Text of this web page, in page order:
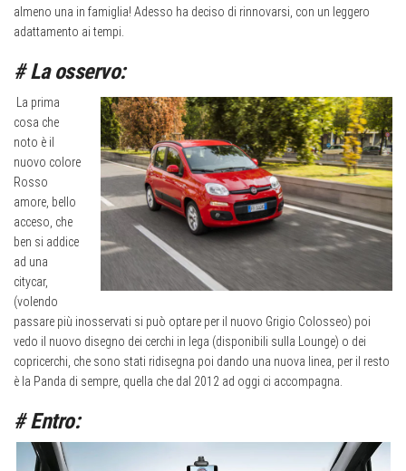
almeno una in famiglia! Adesso ha deciso di rinnovarsi, con un leggero
adattamento ai tempi.
# La osservo:
La prima
cosa che
noto è il
nuovo colore
Rosso
amore, bello
acceso, che
ben si addice
ad una
citycar,
(volendo
passare più inosservati si può optare per il nuovo Grigio Colosseo) poi
vedo il nuovo disegno dei cerchi in lega (disponibili sulla Lounge) o dei
copricerchi, che sono stati ridisegna poi dando una nuova linea, per il resto
è la Panda di sempre, quella che dal 2012 ad oggi ci accompagna.
# Entro: